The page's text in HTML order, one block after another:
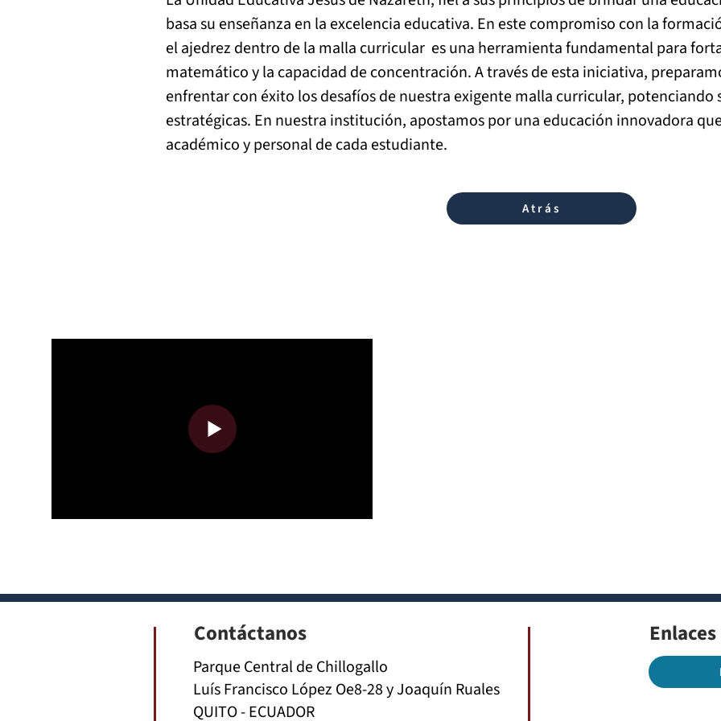
basa su enseñanza en la excelencia educativa. En este compromiso con la
el ajedrez dentro de la malla curricular  es una herramienta fundamental para
matemático y la capacidad de concentración. A través de esta iniciativa,
enfrentar con éxito los desafíos de nuestra exigente malla curricular, potenciando
estratégicas. En nuestra institución, apostamos por una educación innovadora
académico y personal de cada estudiante.
Atrás
Contáctanos
Parque Central de Chillogallo
Luís Francisco López Oe8-28 y Joaquín Ruales
QUITO - ECUADOR
Enlaces